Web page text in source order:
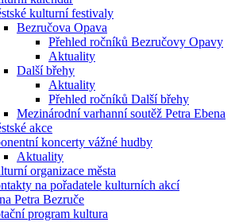
kulturní festivaly
Bezručova Opava
Přehled ročníků Bezručovy Opavy
Aktuality
Další břehy
Aktuality
Přehled ročníků Další břehy
Mezinárodní varhanní soutěž Petra Ebena
akce
koncerty vážné hudby
Aktuality
organizace města
na pořadatele kulturních akcí
Petra Bezruče
program kultura